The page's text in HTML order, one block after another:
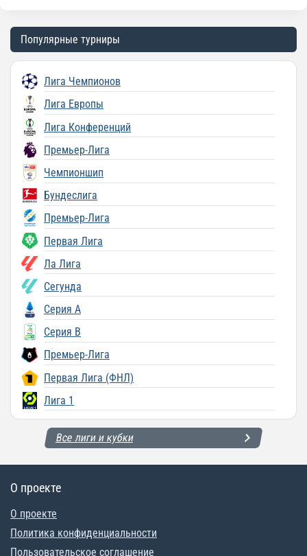
Популярные турниры
Лига Чемпионов
Лига Европы
Лига Конференций
Премьер-Лига
Чемпионшип
Бундеслига
Премьер-Лига
Первая Лига
Ла Лига
Сегунда
Серия A
Серия B
Премьер-Лига
Первая Лига (ФНЛ)
Лига 1
Все лиги и кубки
О проекте
О проекте
Политика конфиденциальности
Пользовательское соглашение